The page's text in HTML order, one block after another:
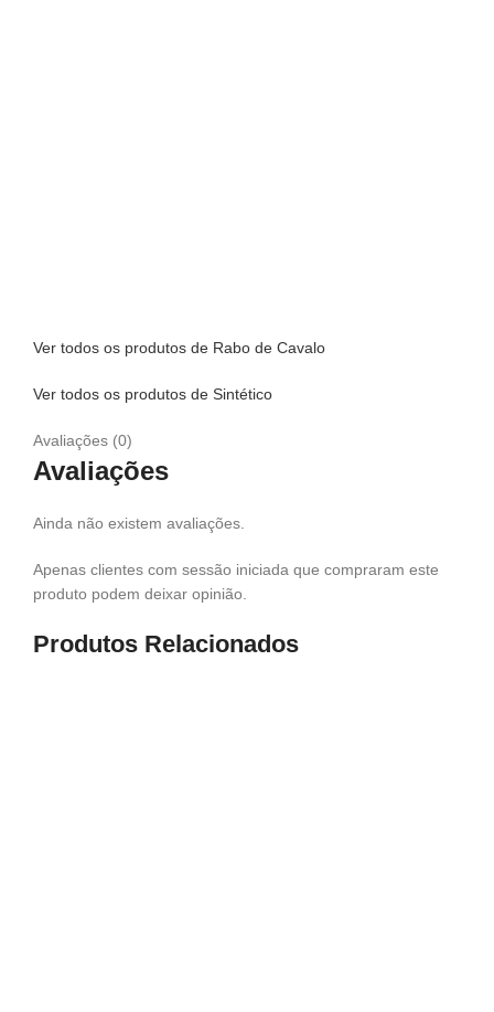
Ver todos os produtos de Rabo de Cavalo
Ver todos os produtos de Sintético
Avaliações (0)
Avaliações
Ainda não existem avaliações.
Apenas clientes com sessão iniciada que compraram este
produto podem deixar opinião.
Produtos Relacionados